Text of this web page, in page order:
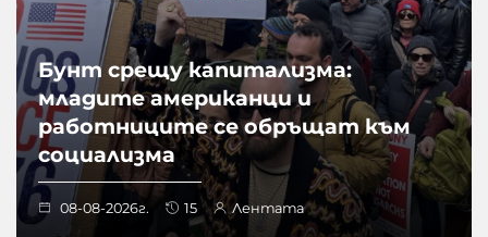
Бунт срещу капитализма:
младите американци и
работниците се обръщат към
социализма
08-08-2026г. 15 Лентата